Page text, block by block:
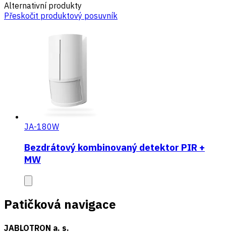
Alternativní produkty
Přeskočit produktový posuvník
JA-180W
Bezdrátový kombinovaný detektor PIR +
MW
Patičková navigace
JABLOTRON a. s.